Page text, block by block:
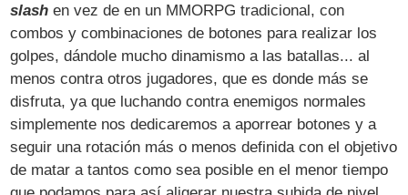
slash en vez de en un MMORPG tradicional, con
combos y combinaciones de botones para realizar los
golpes, dándole mucho dinamismo a las batallas... al
menos contra otros jugadores, que es donde más se
disfruta, ya que luchando contra enemigos normales
simplemente nos dedicaremos a aporrear botones y a
seguir una rotación más o menos definida con el objetivo
de matar a tantos como sea posible en el menor tiempo